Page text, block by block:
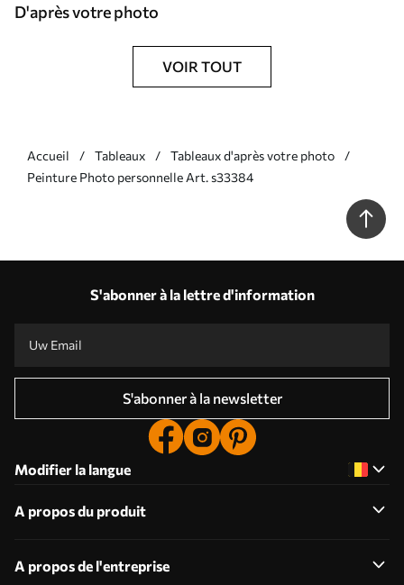
D'après votre photo
VOIR TOUT
Accueil Tableaux
Tableaux d'après votre photo
Peinture Photo personnelle Art. s33384
S'abonner à la lettre d'information
S'abonner à la newsletter
Modifier la langue
A propos du produit
A propos de l'entreprise